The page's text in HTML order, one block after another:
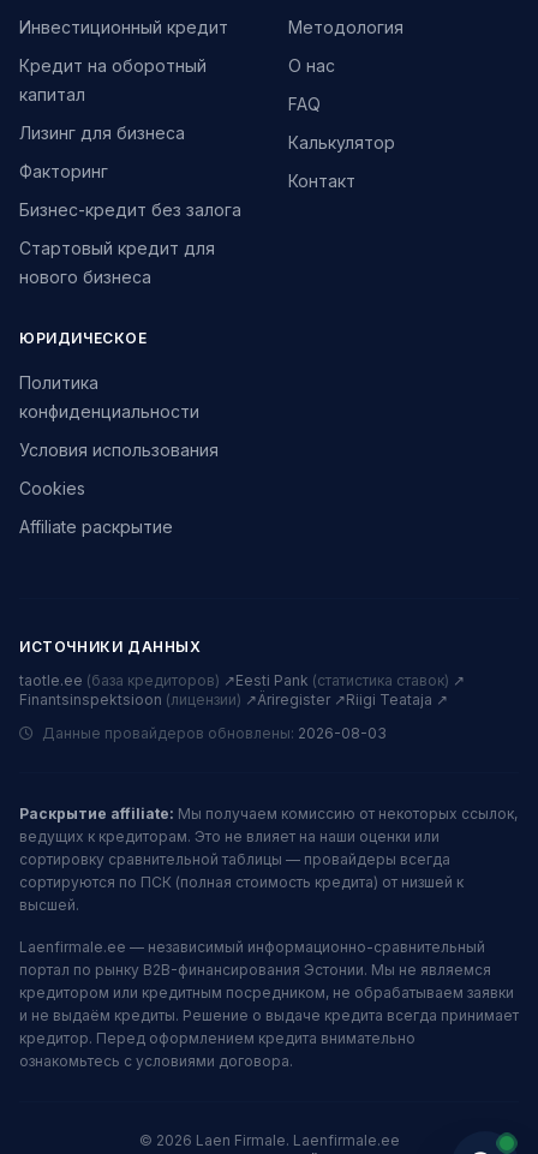
Инвестиционный кредит
Кредит на оборотный
капитал
Лизинг для бизнеса
Факторинг
Бизнес-кредит без залога
Стартовый кредит для
нового бизнеса
Методология
О нас
FAQ
Калькулятор
Контакт
ЮРИДИЧЕСКОЕ
Политика
конфиденциальности
Условия использования
Cookies
Affiliate раскрытие
ИСТОЧНИКИ ДАННЫХ
taotle.ee (база кредиторов) ↗Eesti Pank (статистика ставок) ↗
Finantsinspektsioon (лицензии) ↗Äriregister ↗Riigi Teataja ↗
Данные провайдеров обновлены: 2026-08-03
Раскрытие affiliate: Мы получаем комиссию от некоторых ссылок,
ведущих к кредиторам. Это не влияет на наши оценки или
сортировку сравнительной таблицы — провайдеры всегда
сортируются по ПСК (полная стоимость кредита) от низшей к
высшей.
Laenfirmale.ee — независимый информационно-сравнительный
портал по рынку B2B-финансирования Эстонии. Мы не являемся
кредитором или кредитным посредником, не обрабатываем заявки
и не выдаём кредиты. Решение о выдаче кредита всегда принимает
кредитор. Перед оформлением кредита внимательно
ознакомьтесь с условиями договора.
© 2026 Laen Firmale. Laenfirmale.ee